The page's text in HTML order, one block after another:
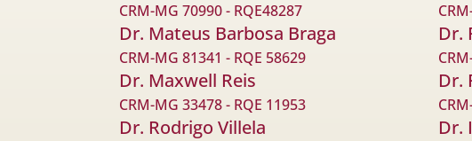
CRM-MG 70990 - RQE48287
Dr. Mateus Barbosa Braga
CRM-MG 81341 - RQE 58629
Dr. Maxwell Reis
CRM-MG 33478 - RQE 11953
Dr. Rodrigo Villela
Dr.
Dr.
Dr.